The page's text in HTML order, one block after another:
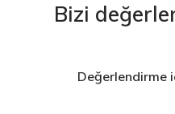
Bizi
Değerlendirme